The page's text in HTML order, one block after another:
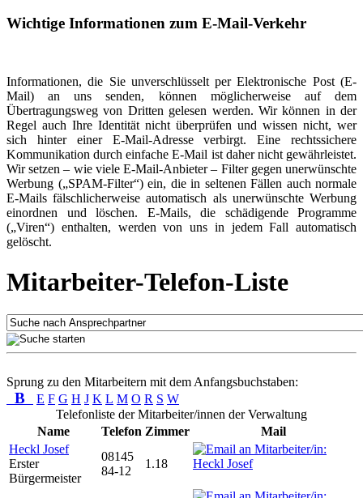
Wichtige Informationen zum E-Mail-Verkehr
Informationen, die Sie unverschlüsselt per Elektronische Post (E-
Mail) an uns senden, können möglicherweise auf dem
Übertragungsweg von Dritten gelesen werden. Wir können in der
Regel auch Ihre Identität nicht überprüfen und wissen nicht, wer
sich hinter einer E-Mail-Adresse verbirgt. Eine rechtssichere
Kommunikation durch einfache E-Mail ist daher nicht gewährleistet.
Wir setzen – wie viele E-Mail-Anbieter – Filter gegen unerwünschte
Werbung („SPAM-Filter“) ein, die in seltenen Fällen auch normale
E-Mails fälschlicherweise automatisch als unerwünschte Werbung
einordnen und löschen. E-Mails, die schädigende Programme
(„Viren“) enthalten, werden von uns in jedem Fall automatisch
gelöscht.
Mitarbeiter-Telefon-Liste
Sprung zu den Mitarbeitern mit dem Anfangsbuchstaben:
B E F G H J K L M O R S W
Telefonliste der Mitarbeiter/innen der Verwaltung
Name
Telefon Zimmer
Mail
Heckl Josef
Erster
Bürgermeister
08145
84-12
1.18